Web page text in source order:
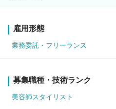
雇用形態
業務委託・フリーランス
募集職種・技術ランク
美容師スタイリスト